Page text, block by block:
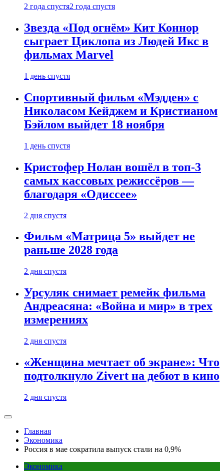
2 года спустя2 года спустя
Звезда «Под огнём» Кит Коннор
сыграет Циклопа из Людей Икс в
фильмах Marvel
1 день спустя
Спортивный фильм «Мэдден» с
Николасом Кейджем и Кристианом
Бэйлом выйдет 18 ноября
1 день спустя
Кристофер Нолан вошёл в топ-3
самых кассовых режиссёров —
благодаря «Одиссее»
2 дня спустя
Фильм «Матрица 5» выйдет не
раньше 2028 года
2 дня спустя
Урсуляк снимает ремейк фильма
Андреасяна: «Война и мир» в трех
измерениях
2 дня спустя
«Женщина мечтает об экране»: Что
подтолкнуло Zivert на дебют в кино
2 дня спустя
Главная
Экономика
Россия в мае сократила выпуск стали на 0,9%
Экономика